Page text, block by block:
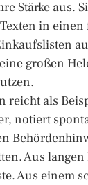
Stärke aus.
in
großen
reicht als
notiert
Aus
Aus einem